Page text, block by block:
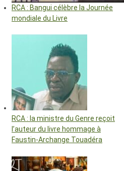
RCA : Bangui célèbre la Journée
mondiale du Livre
RCA : la ministre du Genre reçoit
l’auteur du livre hommage à
Faustin-Archange Touadéra